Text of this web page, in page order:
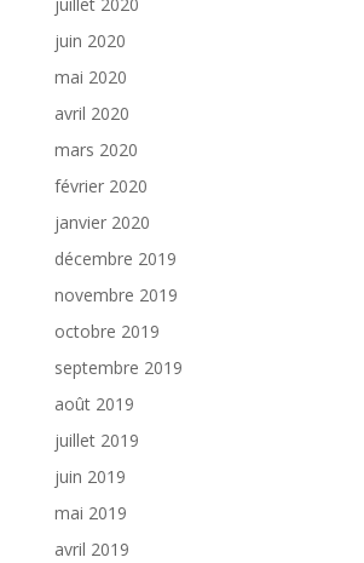
juillet 2020
juin 2020
mai 2020
avril 2020
mars 2020
février 2020
janvier 2020
décembre 2019
novembre 2019
octobre 2019
septembre 2019
août 2019
juillet 2019
juin 2019
mai 2019
avril 2019